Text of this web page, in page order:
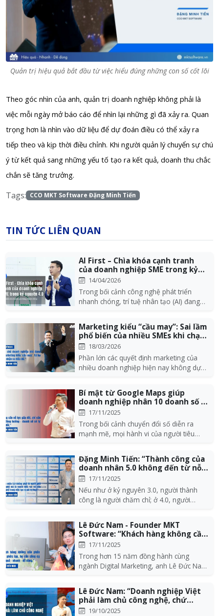
Quản trị hiệu quả bắt đầu từ việc hiểu đúng những con số cốt lõi
Theo góc nhìn của anh, quản trị doanh nghiệp không phải là
việc mỗi ngày mở báo cáo để nhìn lại những gì đã xảy ra. Quan
trọng hơn là nhìn vào dữ liệu để dự đoán điều có thể xảy ra
tiếp theo và kịp thời điều chỉnh. Khi người quản lý chuyển sự chú
ý từ kết quả sang những yếu tố tạo ra kết quả, doanh thu chắc
chắn sẽ tăng trưởng.
Tags: CCO MKT Software Đặng Minh Tiến
TIN TỨC LIÊN QUAN
AI First – Chìa khóa cạnh tranh
của doanh nghiệp SME trong kỷ
nguyên 4...
14/04/2026
Trong bối cảnh công nghệ phát triển
nhanh chóng, trí tuệ nhân tạo (AI) đang
Marketing kiểu “cầu may”: Sai lầm
phổ biến của nhiều SMEs khi chạy
Ads18/03/2026
Phần lớn các quyết định marketing của
nhiều doanh nghiệp hiện nay không dựa
Bí mật từ Google Maps giúp
doanh nghiệp nhân 10 doanh số -
Góc nhìn từ...
17/11/2025
Trong bối cảnh chuyển đổi số diễn ra
mạnh mẽ, mọi hành vi của người tiêu
Đặng Minh Tiến: “Thành công của
doanh nhân 5.0 không đến từ nỗ
lực gấp...
17/11/2025
Nếu như ở kỷ nguyên 3.0, người thành
công là người chăm chỉ; ở 4.0, người
Lê Đức Nam - Founder MKT
Software: “Khách hàng không cần
phần mềm phức...
17/11/2025
Trong hơn 15 năm đồng hành cùng
ngành Digital Marketing, anh Lê Đức Nam
Lê Đức Nam: “Doanh nghiệp Việt
phải làm chủ công nghệ, chứ
không chạy...
19/10/2025